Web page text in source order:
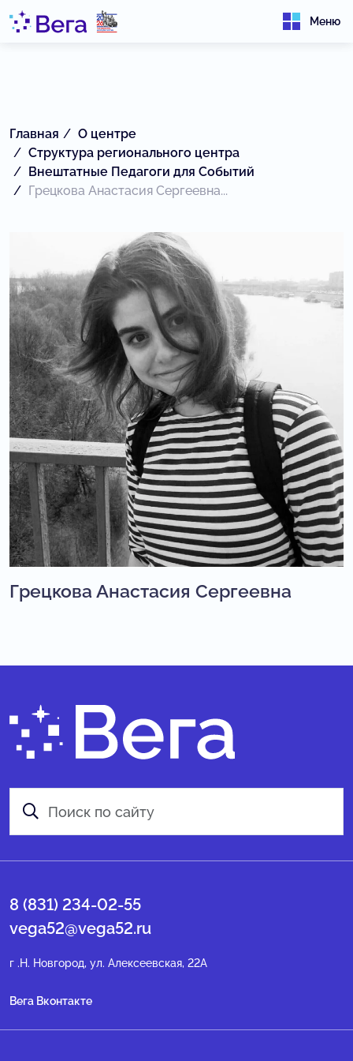
Меню
Главная
О центре
Структура регионального центра
Внештатные Педагоги для Событий
Грецкова Анастасия Сергеевна...
Грецкова Анастасия Сергеевна
8 (831) 234-02-55
vega52@vega52.ru
г .Н. Новгород, ул. Алексеевская, 22А
Вега Вконтакте